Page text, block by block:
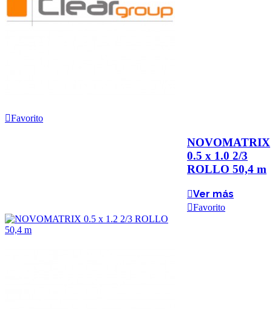
Favorito
NOVOMATRIX
0.5 x 1.0 2/3
ROLLO 50,4 m
Ver más
Favorito